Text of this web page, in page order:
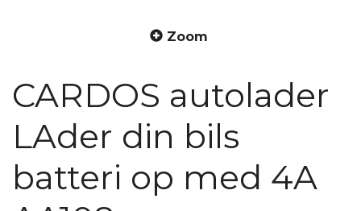
Zoom
CARDOS autolader
LAder din bils
batteri op med 4A